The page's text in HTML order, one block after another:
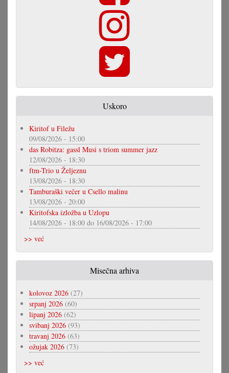
Uskoro
Kiritof u Filežu
09/08/2026 - 15:00
das Robitza: gassl Musi s triom summer jazz
12/08/2026 - 18:30
ftm-Trio u Željeznu
13/08/2026 - 18:30
Tamburaški večer u Csello malinu
13/08/2026 - 20:00
Kiritofska izložba u Uzlopu
14/08/2026 - 18:00 do 16/08/2026 - 17:00
>> već
Misečna arhiva
kolovoz 2026 (27)
srpanj 2026 (60)
lipanj 2026 (62)
svibanj 2026 (93)
travanj 2026 (63)
ožujak 2026 (73)
>> već